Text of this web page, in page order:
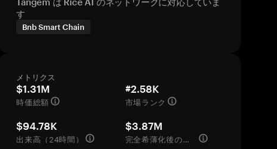
す
Bnb Smart Chain
メトリクス
$1.31M
時価総額
#2.58K
市場ランク
$94.78K
出来高（24時間）
$3.87M
完全希薄化後の評価額